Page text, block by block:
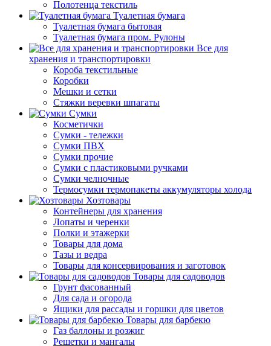
Полотенца текстиль
Туалетная бумага
Туалетная бумага бытовая
Туалетная бумага пром. Рулоны
Все для
хранения и транспортировки
Короба текстильные
Коробки
Мешки и сетки
Стяжки веревки шпагаты
Сумки
Косметички
Сумки - тележки
Сумки ПВХ
Сумки прочие
Сумки с пластиковыми ручками
Сумки челночные
Термосумки термопакеты аккумуляторы холода
Хозтовары
Контейнеры для хранения
Лопаты и черенки
Полки и этажерки
Товары для дома
Тазы и ведра
Товары для консервирования и заготовок
Товары для садоводов
Грунт фасованный
Для сада и огорода
Ящики для рассады и горшки для цветов
Товары для барбекю
Газ баллоны и розжиг
Решетки и мангалы